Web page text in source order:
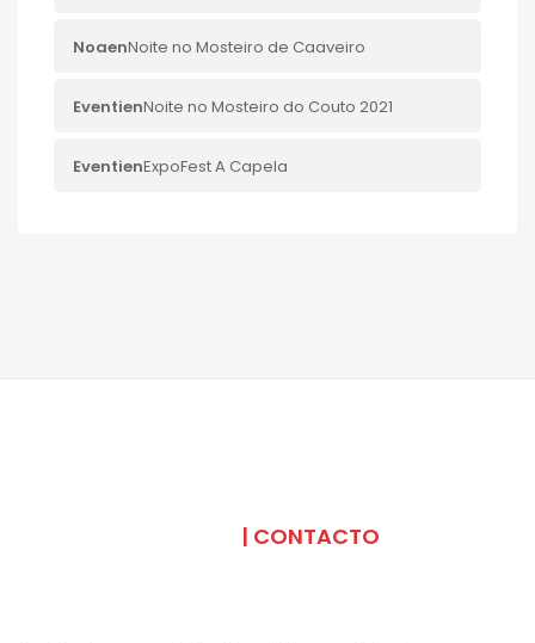
NoaenNoite no Mosteiro de Caaveiro
EventienNoite no Mosteiro do Couto 2021
EventienExpoFest A Capela
| CONTACTO